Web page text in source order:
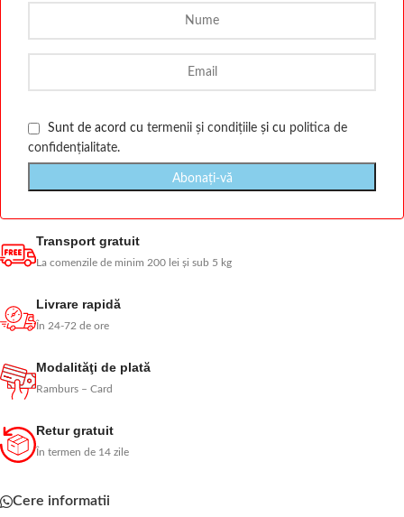
Sunt de acord cu termenii și condițiile și cu politica de
confidențialitate.
Transport gratuit
La comenzile de minim 200 lei și sub 5 kg
Livrare rapidă
În 24-72 de ore
Modalităţi de plată
Ramburs – Card
Retur gratuit
În termen de 14 zile
Cere informatii